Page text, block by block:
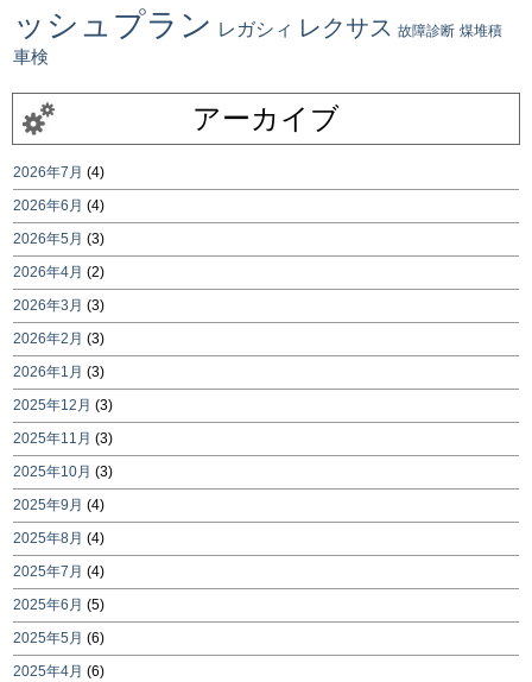
ッシュプラン レガシィ レクサス 故障診断 煤堆積
車検
アーカイブ
2026年7月 (4)
2026年6月 (4)
2026年5月 (3)
2026年4月 (2)
2026年3月 (3)
2026年2月 (3)
2026年1月 (3)
2025年12月 (3)
2025年11月 (3)
2025年10月 (3)
2025年9月 (4)
2025年8月 (4)
2025年7月 (4)
2025年6月 (5)
2025年5月 (6)
2025年4月 (6)